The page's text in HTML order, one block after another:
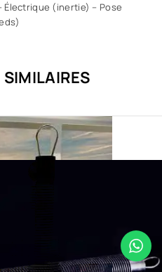
Électrique (inertie) – Pose